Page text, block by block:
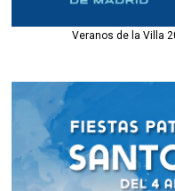
Veranos de la Villa